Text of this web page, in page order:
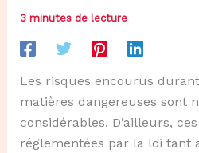
3 minutes de lecture
Les risques encourus
matières dangereuses sont
considérables. D’ailleurs,
réglementées par la loi tant